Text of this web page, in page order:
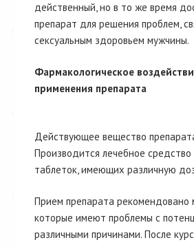
действенный, но в то же время
препарат для решения проблем,
сексуальным здоровьем мужчины.
Фармакологическое
применения препарата
Действующее вещество
Производится лечебное
таблеток, имеющих различную
Прием препарата рекомендовано
которые имеют проблемы с
различными причинами. После